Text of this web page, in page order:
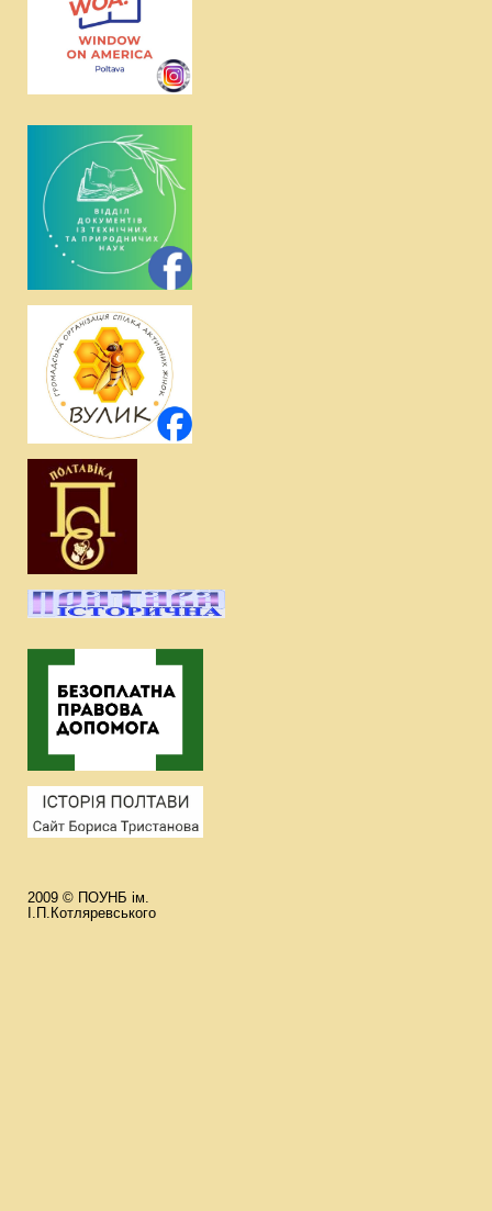
2009 © ПОУНБ ім.
І.П.Котляревського